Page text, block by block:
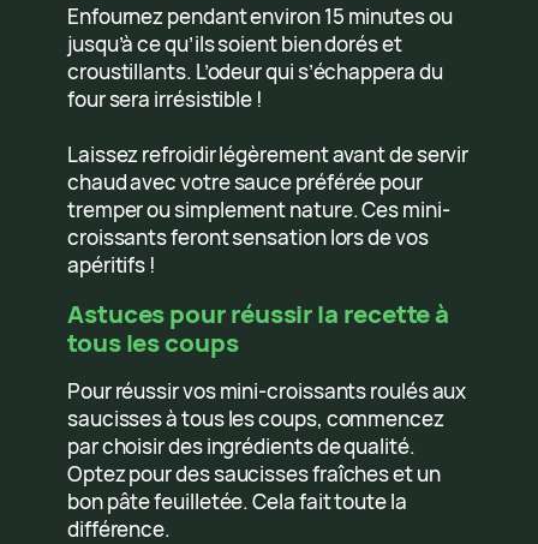
Enfournez pendant environ 15 minutes ou
jusqu’à ce qu’ils soient bien dorés et
croustillants. L’odeur qui s’échappera du
four sera irrésistible !
Laissez refroidir légèrement avant de servir
chaud avec votre sauce préférée pour
tremper ou simplement nature. Ces mini-
croissants feront sensation lors de vos
apéritifs !
Astuces pour réussir la recette à
tous les coups
Pour réussir vos mini-croissants roulés aux
saucisses à tous les coups, commencez
par choisir des ingrédients de qualité.
Optez pour des saucisses fraîches et un
bon pâte feuilletée. Cela fait toute la
différence.